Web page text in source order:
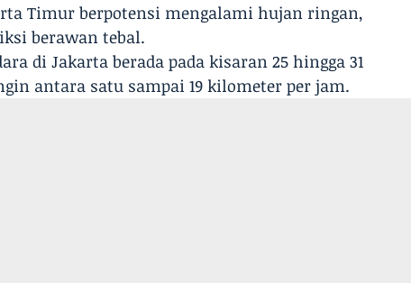
Timur berpotensi mengalami hujan ringan,
berawan tebal.
di Jakarta berada pada kisaran 25 hingga 31
antara satu sampai 19 kilometer per jam.